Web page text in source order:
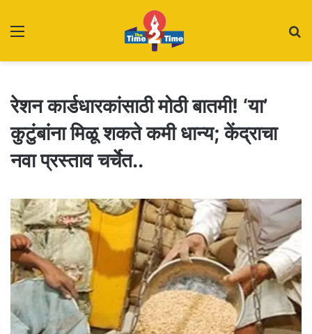
रेशन कार्डधारकांसाठी मोठी बातमी! ‘या’
कुटुंबांना मिळू शकते कमी धान्य; केंद्राचा
नवा प्रस्ताव चर्चेत..